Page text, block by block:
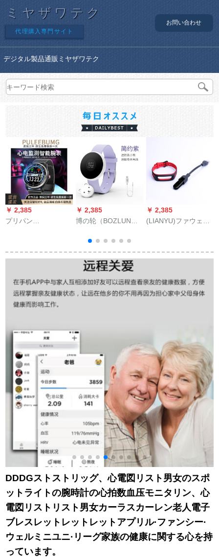
ミヤザワテク
代理購入専門サイト
お問い合わせ
デジタル製品通販ミヤザワテク
￥ 2,385
プリパン
トリストリストリス
フウイール防水運動
健康腕時計時計クラ
ークスキースキー68
￥ 2,385
博の轮（BOZLUN）
ァァウェル小米通用
の腕轮の男女の腕时
计は心拍を测って电
のカープを表しま
す。
￥ 2,385
(LIANYU)ファウェル
電器充電ケベルベル
ァウェル3 e 3版充電
器-ブラック
DDDGストストリッグ、心電図リスト男女のスポ
ットライトの腕時計の心拍数血压モニタリン、心
電図リストリスト男女カーラスカーレン老人電子
ブレスレットレットレットアプリル·ファンシー·
ウェルミニユニ·リーグ家族の健康に関する心を持
っています。